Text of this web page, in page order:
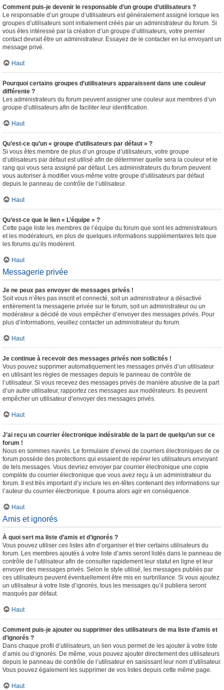
Comment puis-je devenir le responsable d’un groupe d’utilisateurs ?
Le responsable d’un groupe d’utilisateurs est généralement assigné lorsque les
groupes d’utilisateurs sont initialement créés par un administrateur du forum. Si
vous êtes intéressé par la création d’un groupe d’utilisateurs, votre premier
contact devrait être un administrateur. Essayez de le contacter en lui envoyant un
message privé.
Haut
Pourquoi certains groupes d’utilisateurs apparaissent dans une couleur
différente ?
Les administrateurs du forum peuvent assigner une couleur aux membres d’un
groupe d’utilisateurs afin de faciliter leur identification.
Haut
Qu’est-ce qu’un « groupe d’utilisateurs par défaut » ?
Si vous êtes membre de plus d’un groupe d’utilisateurs, votre groupe
d’utilisateurs par défaut est utilisé afin de déterminer quelle sera la couleur et le
rang qui vous sera assigné par défaut. Les administrateurs du forum peuvent
vous autoriser à modifier vous-même votre groupe d’utilisateurs par défaut
depuis le panneau de contrôle de l’utilisateur.
Haut
Qu’est-ce que le lien « L’équipe » ?
Cette page liste les membres de l’équipe du forum que sont les administrateurs
et les modérateurs, en plus de quelques informations supplémentaires tels que
les forums qu’ils modèrent.
Haut
Messagerie privée
Je ne peux pas envoyer de messages privés !
Soit vous n’êtes pas inscrit et connecté, soit un administrateur a désactivé
entièrement la messagerie privée sur le forum, soit un administrateur ou un
modérateur a décidé de vous empêcher d’envoyer des messages privés. Pour
plus d’informations, veuillez contacter un administrateur du forum.
Haut
Je continue à recevoir des messages privés non sollicités !
Vous pouvez supprimer automatiquement les messages privés d’un utilisateur
en utilisant les règles de messages depuis le panneau de contrôle de
l’utilisateur. Si vous recevez des messages privés de manière abusive de la part
d’un autre utilisateur, rapportez ces messages aux modérateurs. Ils peuvent
empêcher un utilisateur d’envoyer des messages privés.
Haut
J’ai reçu un courrier électronique indésirable de la part de quelqu’un sur ce
forum !
Nous en sommes navrés. Le formulaire d’envoi de courriers électroniques de ce
forum possède des protections qui essaient de repérer les utilisateurs envoyant
de tels messages. Vous devriez envoyer par courrier électronique une copie
complète du courrier électronique que vous avez reçu à un administrateur du
forum. Il est très important d’y inclure les en-têtes contenant des informations sur
l’auteur du courrier électronique. Il pourra alors agir en conséquence.
Haut
Amis et ignorés
À quoi sert ma liste d’amis et d’ignorés ?
Vous pouvez utiliser ces listes afin d’organiser et trier certains utilisateurs du
forum. Les membres ajoutés à votre liste d’amis seront listés dans le panneau de
contrôle de l’utilisateur afin de consulter rapidement leur statut en ligne et leur
envoyer des messages privés. Selon le style utilisé, les messages publiés par
ces utilisateurs peuvent éventuellement être mis en surbrillance. Si vous ajoutez
un utilisateur à votre liste d’ignorés, tous les messages qu’il publiera seront
masqués par défaut.
Haut
Comment puis-je ajouter ou supprimer des utilisateurs de ma liste d’amis et
d’ignorés ?
Dans chaque profil d’utilisateurs, un lien vous permet de les ajouter à votre liste
d’amis ou d’ignorés. De même, vous pouvez ajouter directement des utilisateurs
depuis le panneau de contrôle de l’utilisateur en saisissant leur nom d’utilisateur.
Vous pouvez également les supprimer de vos listes depuis cette même page.
Haut